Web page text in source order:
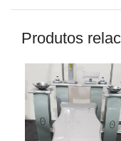
Produtos